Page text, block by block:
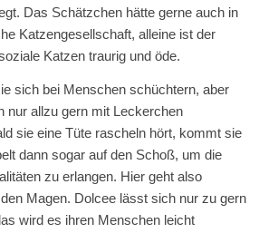
Das Schätzchen hätte gerne auch in
Katzengesellschaft, alleine ist der
Katzen traurig und öde.
sich bei Menschen schüchtern, aber
nur allzu gern mit Leckerchen
sie eine Tüte rascheln hört, kommt sie
dann sogar auf den Schoß, um die
zu erlangen. Hier geht also
Magen. Dolcee lässt sich nur zu gern
wird es ihren Menschen leicht